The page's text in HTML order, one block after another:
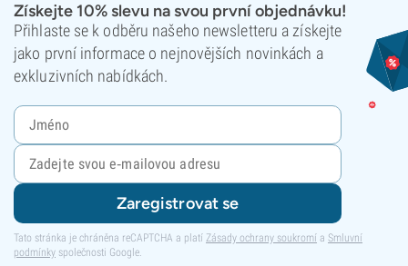
Získejte 10% slevu na svou první objednávku!
Přihlaste se k odběru našeho newsletteru a získejte
jako první informace o nejnovějších novinkách a
exkluzivních nabídkách.
Zaregistrovat se
Tato stránka je chráněna reCAPTCHA a platí Zásady ochrany soukromí a Smluvní
podmínky společnosti Google.